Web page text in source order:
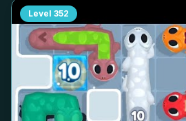
Level 352